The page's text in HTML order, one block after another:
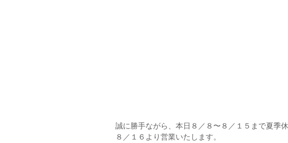
誠に勝手ながら、本日８／８〜８／１５まで夏季
８／１６より営業いたします。